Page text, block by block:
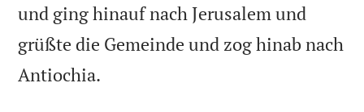
und ging hinauf nach Jerusalem und
grüßte die Gemeinde und zog hinab nach
Antiochia.